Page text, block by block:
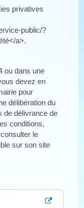
privatives
public/?
a>.
ou dans une
devez en
pour
délibération du
de délivrance de
conditions,
le
sur son site